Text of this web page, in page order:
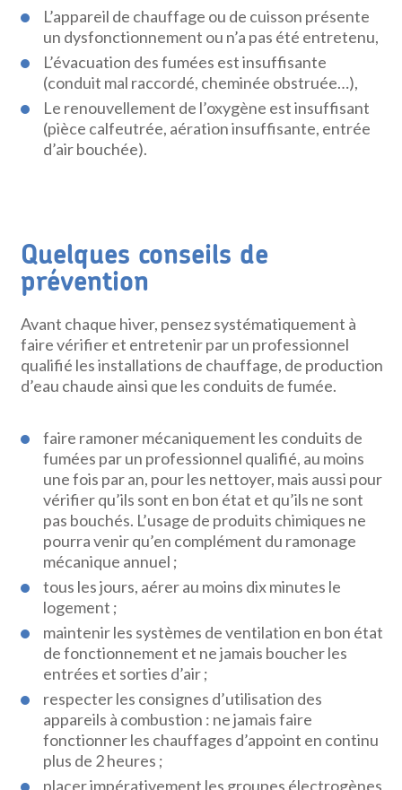
L’appareil de chauffage ou de cuisson présente
un dysfonctionnement ou n’a pas été entretenu,
L’évacuation des fumées est insuffisante
(conduit mal raccordé, cheminée obstruée…),
Le renouvellement de l’oxygène est insuffisant
(pièce calfeutrée, aération insuffisante, entrée
d’air bouchée).
Quelques conseils de
prévention
Avant chaque hiver, pensez systématiquement à
faire vérifier et entretenir par un professionnel
qualifié les installations de chauffage, de production
d’eau chaude ainsi que les conduits de fumée.
faire ramoner mécaniquement les conduits de
fumées par un professionnel qualifié, au moins
une fois par an, pour les nettoyer, mais aussi pour
vérifier qu’ils sont en bon état et qu’ils ne sont
pas bouchés. L’usage de produits chimiques ne
pourra venir qu’en complément du ramonage
mécanique annuel ;
tous les jours, aérer au moins dix minutes le
logement ;
maintenir les systèmes de ventilation en bon état
de fonctionnement et ne jamais boucher les
entrées et sorties d’air ;
respecter les consignes d’utilisation des
appareils à combustion : ne jamais faire
fonctionner les chauffages d’appoint en continu
plus de 2 heures ;
placer impérativement les groupes électrogènes